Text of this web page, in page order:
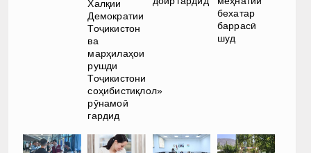
Халқии
Демократии
Тоҷикистон
ва
марҳилаҳои
рушди
Тоҷикистони
соҳибистиқлол»
рӯнамоӣ
гардид
бехатар
баррасӣ
шуд